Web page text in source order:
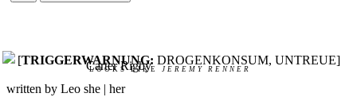
[TRIGGERWARNUNG: DROGENKONSUM, UNTREUE]
Carter Rigby
LOOKS LIKE JEREMY RENNER
written by Leo she | her